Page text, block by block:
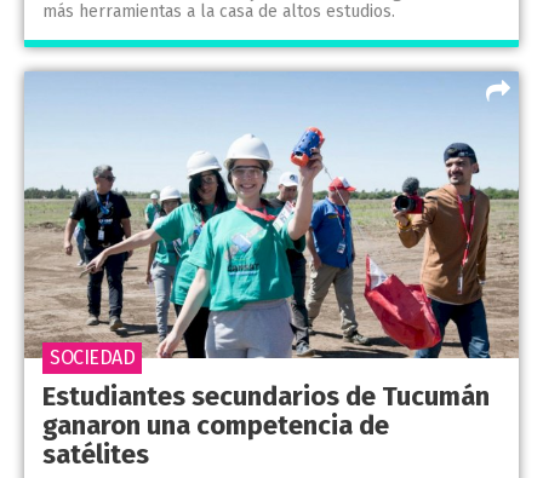
más herramientas a la casa de altos estudios.
Estudiantes secundarios de Tucumán
ganaron una competencia de
satélites
SOCIEDAD